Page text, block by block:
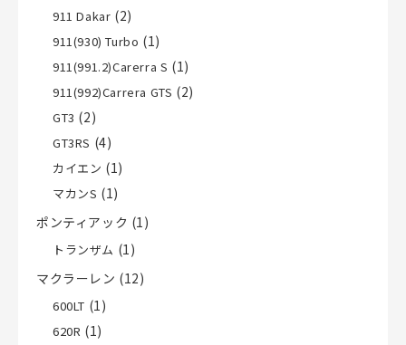
911 Dakar (2)
911(930) Turbo (1)
911(991.2)Carerra S (1)
911(992)Carrera GTS (2)
GT3 (2)
GT3RS (4)
カイエン (1)
マカンS (1)
ポンティアック (1)
トランザム (1)
マクラーレン (12)
600LT (1)
620R (1)